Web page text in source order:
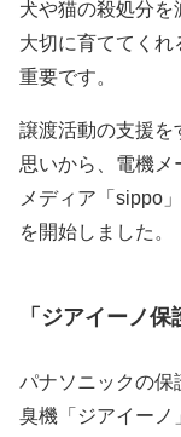
犬や猫の殺処分を
大切に育ててく
重要です。
譲渡活動の支援を
思いから、電機
メディア「sippo
を開始しました。
「ジアイーノ
パナソニックの保
臭機「ジアイーノ